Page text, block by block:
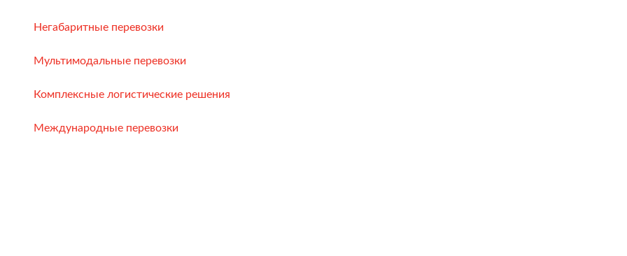
Негабаритные перевозки
Мультимодальные перевозки
Комплексные логистические решения
Международные перевозки